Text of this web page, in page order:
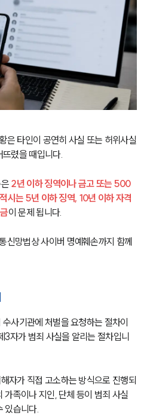
은 타인이 공연히 사실 또는 허위사실
렸을 때입니다.
2년 이하 징역이나 금고 또는 500
시는 5년 이하 징역, 10년 이하 자격
이 문제 됩니다.
신망법상 사이버 명예훼손까지 함께
사기관에 처벌을 요청하는 절차이
3자가 범죄 사실을 알리는 절차입니
자가 직접 고소하는 방식으로 진행되
가족이나 지인, 단체 등이 범죄 사실
있습니다.